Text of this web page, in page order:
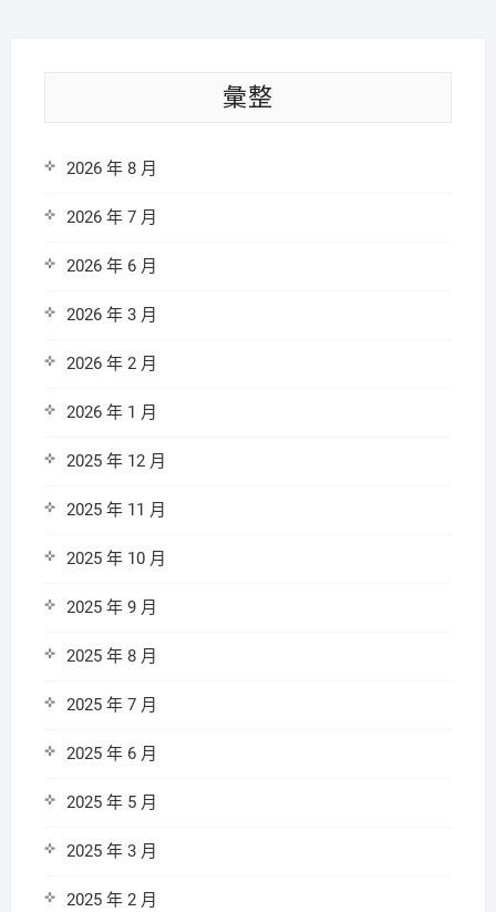
彙整
2026 年 8 月
2026 年 7 月
2026 年 6 月
2026 年 3 月
2026 年 2 月
2026 年 1 月
2025 年 12 月
2025 年 11 月
2025 年 10 月
2025 年 9 月
2025 年 8 月
2025 年 7 月
2025 年 6 月
2025 年 5 月
2025 年 3 月
2025 年 2 月